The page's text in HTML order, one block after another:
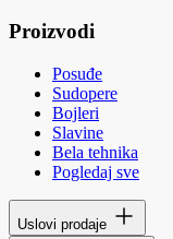
Proizvodi
Posuđe
Sudopere
Bojleri
Slavine
Bela tehnika
Pogledaj sve
Uslovi prodaje